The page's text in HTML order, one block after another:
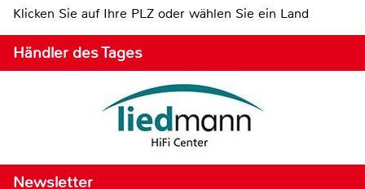
Klicken Sie auf Ihre PLZ oder wählen Sie ein Land
Händler des Tages
Newsletter